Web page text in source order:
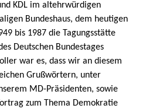
KDL im altehrwürdigen
Bundeshaus, dem heutigen
bis 1987 die Tagungsstätte
Deutschen Bundestages
war es, dass wir an diesem
Grußwörtern, unter
MD-Präsidenten, sowie
zum Thema Demokratie